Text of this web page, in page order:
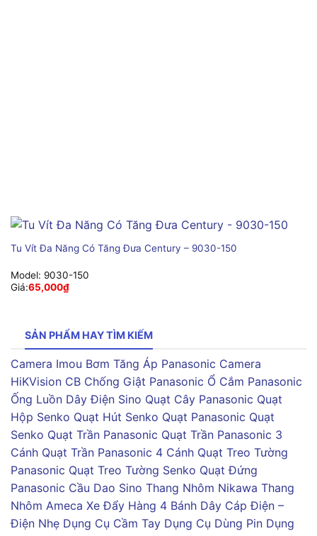
Tu Vít Đa Năng Có Tăng Đưa Century – 9030-150
Model: 9030-150
Giá:65,000₫
SẢN PHẨM HAY TÌM KIẾM
Camera Imou Bơm Tăng Áp Panasonic Camera
HiKVision CB Chống Giật Panasonic Ổ Cắm Panasonic
Ống Luồn Dây Điện Sino Quạt Cây Panasonic Quạt
Hộp Senko Quạt Hút Senko Quạt Panasonic Quạt
Senko Quạt Trần Panasonic Quạt Trần Panasonic 3
Cánh Quạt Trần Panasonic 4 Cánh Quạt Treo Tường
Panasonic Quạt Treo Tường Senko Quạt Đứng
Panasonic Cầu Dao Sino Thang Nhôm Nikawa Thang
Nhôm Ameca Xe Đẩy Hàng 4 Bánh Dây Cáp Điện –
Điện Nhẹ Dụng Cụ Cầm Tay Dụng Cụ Dùng Pin Dụng